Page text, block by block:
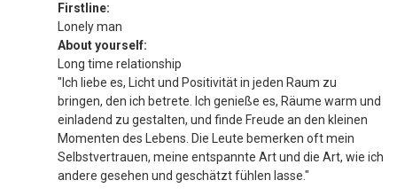
Firstline:
Lonely man
About yourself:
Long time relationship
"Ich liebe es, Licht und Positivität in jeden Raum zu
bringen, den ich betrete. Ich genieße es, Räume warm und
einladend zu gestalten, und finde Freude an den kleinen
Momenten des Lebens. Die Leute bemerken oft mein
Selbstvertrauen, meine entspannte Art und die Art, wie ich
andere gesehen und geschätzt fühlen lasse."